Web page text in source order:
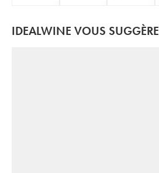
IDEALWINE VOUS SUGGÈRE